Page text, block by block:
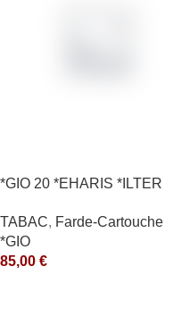
*GIO 20 *EHARIS *ILTER
TABAC, Farde-Cartouche
*GIO
85,00 €